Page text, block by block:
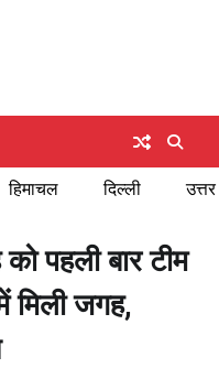
हिमाचल दिल्ली
पहली बार टीम
मिली जगह,